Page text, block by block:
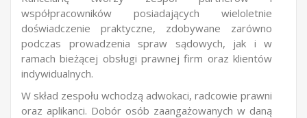
współpracowników posiadających wieloletnie
doświadczenie praktyczne, zdobywane zarówno
podczas prowadzenia spraw sądowych, jak i w
ramach bieżącej obsługi prawnej firm oraz klientów
indywidualnych.
W skład zespołu wchodzą adwokaci, radcowie prawni
oraz aplikanci. Dobór osób zaangażowanych w daną